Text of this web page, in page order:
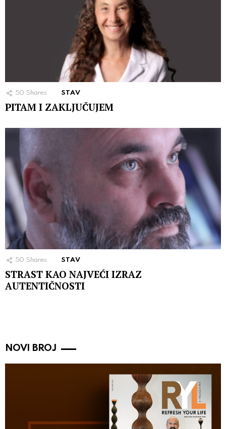
50 Shares STAV
PITAM I ZAKLJUČUJEM
50 Shares STAV
STRAST KAO NAJVEĆI IZRAZ
AUTENTIČNOSTI
NOVI BROJ